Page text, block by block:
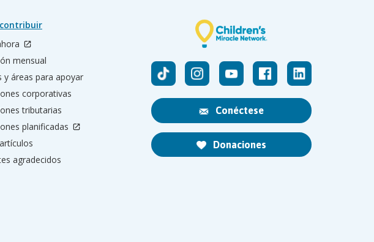
Conéctese
Donaciones
mensual
y áreas para apoyar
corporativas
tributarias
planificadas
agradecidos